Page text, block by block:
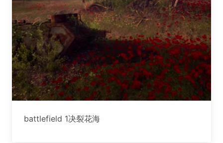
battlefield 1决裂花海